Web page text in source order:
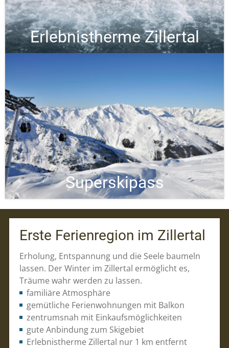
Erlebnistherme Zillertal
Superskipass
Erste Ferienregion im Zillertal
Erholung, Entspannung und die Seele baumeln
lassen. Der Winter im Zillertal ermöglicht es,
Träume wahr werden zu lassen.
familiäre Atmosphäre
gemütliche Ferienwohnungen mit Balkon
zentrumsnah mit Einkaufsmöglichkeiten
gute Anbindung zum Skigebiet
Erlebnistherme Zillertal nur 1 km entfernt